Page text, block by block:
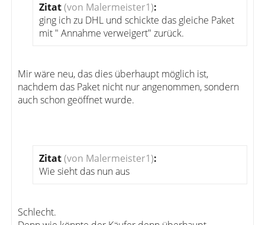
Zitat(von Malermeister1):
ging ich zu DHL und schickte das gleiche Paket
mit " Annahme verweigert" zurück.
Mir wäre neu, das dies überhaupt möglich ist,
nachdem das Paket nicht nur angenommen, sondern
auch schon geöffnet wurde.
Zitat(von Malermeister1):
Wie sieht das nun aus
Schlecht.